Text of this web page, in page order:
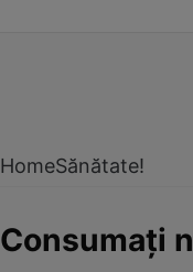
HomeSănătate!
Consumați